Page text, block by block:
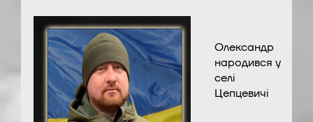
Олександр
народився у
селі
Цепцевичі